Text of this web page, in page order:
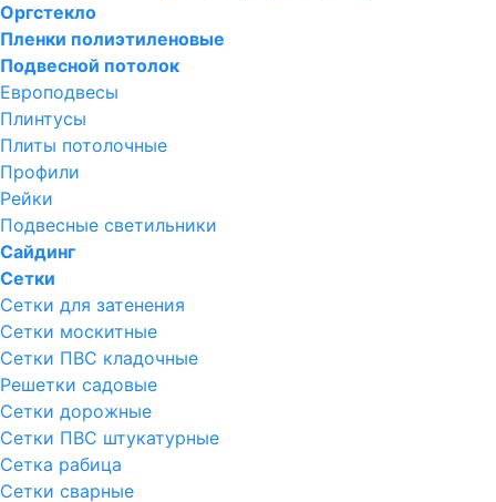
Оргстекло
Пленки полиэтиленовые
Подвесной потолок
Европодвесы
Плинтусы
Плиты потолочные
Профили
Рейки
Подвесные светильники
Сайдинг
Сетки
Сетки для затенения
Сетки москитные
Сетки ПВС кладочные
Решетки садовые
Сетки дорожные
Сетки ПВС штукатурные
Сетка рабица
Сетки сварные